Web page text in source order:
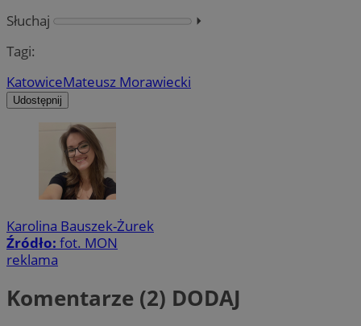
Słuchaj
⏵︎
Tagi:
KatowiceMateusz Morawiecki
Udostępnij
Karolina Bauszek-Żurek
Źródło: fot. MON
reklama
Komentarze (2) DODAJ